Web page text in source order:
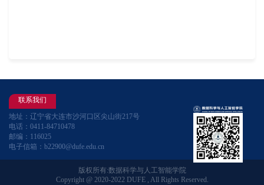
联系我们
地址：辽宁省大连市沙河口区尖山街217号
电话：0411-84710478
邮编：116025
电子信箱：b22900@dufe.edu.cn
版权所有:数据科学与人工智能学院
Copyright @ 2020-2022 DUFE , All Rights Reserved.